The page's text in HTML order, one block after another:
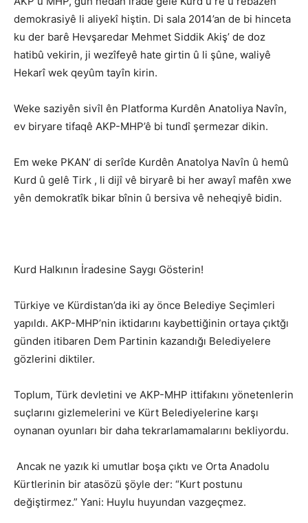
demokrasiyê li aliyekî hiştin. Di sala 2014’an de bi hinceta
ku der barê Hevşaredar Mehmet Siddik Akiş’ de doz
hatibû vekirin, ji wezîfeyê hate girtin û li şûne, waliyê
Hekarî wek qeyûm tayîn kirin.
Weke saziyên sivîl ên Platforma Kurdên Anatoliya Navîn,
ev biryare tifaqê AKP-MHP’ê bi tundî şermezar dikin.
Em weke PKAN’ di serîde Kurdên Anatolya Navîn û hemû
Kurd û gelê Tirk , li dijî vê biryarê bi her awayî mafên xwe
yên demokratîk bikar bînin û bersiva vê neheqiyê bidin.
Kurd Halkının İradesine Saygı Gösterin!
Türkiye ve Kürdistan’da iki ay önce Belediye Seçimleri
yapıldı. AKP-MHP’nin iktidarını kaybettiğinin ortaya çıktğı
günden itibaren Dem Partinin kazandığı Belediyelere
gözlerini diktiler.
Toplum, Türk devletini ve AKP-MHP ittifakını yönetenlerin
suçlarını gizlemelerini ve Kürt Belediyelerine karşı
oynanan oyunları bir daha tekrarlamamalarını bekliyordu.
Ancak ne yazık ki umutlar boşa çıktı ve Orta Anadolu
Kürtlerinin bir atasözü şöyle der: “Kurt postunu
değiştirmez.” Yani: Huylu huyundan vazgeçmez.